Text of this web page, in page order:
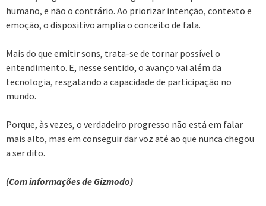
humano, e não o contrário. Ao priorizar intenção, contexto e
emoção, o dispositivo amplia o conceito de fala.
Mais do que emitir sons, trata-se de tornar possível o
entendimento. E, nesse sentido, o avanço vai além da
tecnologia, resgatando a capacidade de participação no
mundo.
Porque, às vezes, o verdadeiro progresso não está em falar
mais alto, mas em conseguir dar voz até ao que nunca chegou
a ser dito.
(Com informações de Gizmodo)